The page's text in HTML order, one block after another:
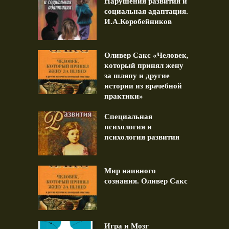
социальная адаптация.
И.А.Коробейников
Оливер Сакс «Человек,
который принял жену
за шляпу и другие
истории из врачебной
практики»
Специальная
психология и
психология развития
Мир наивного
сознания. Оливер Сакс
Игра и Мозг